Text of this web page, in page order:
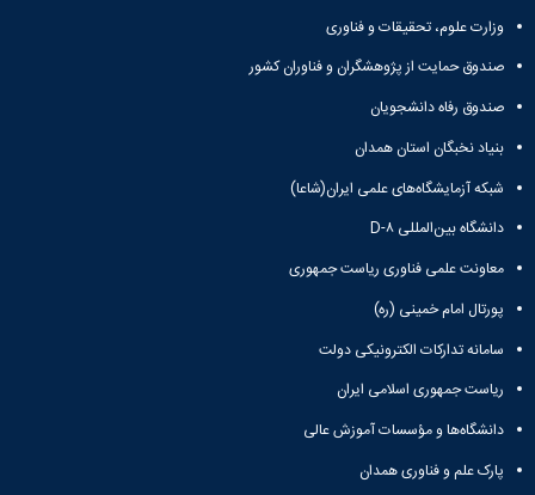
وزارت علوم، تحقیقات و فناوری
صندوق حمایت از پژوهشگران و فناوران کشور
صندوق رفاه دانشجویان
بنیاد نخبگان استان همدان
شبکه آزمایشگاه‌های علمی ایران(شاعا)
دانشگاه بین‌المللی D-۸
معاونت علمی فناوری ریاست جمهوری
پورتال امام خمینی (ره)
سامانه تدارکات الکترونیکی دولت
ریاست جمهوری اسلامی ایران
دانشگاه‌ها و مؤسسات آموزش عالی
پارک علم و فناوری همدان